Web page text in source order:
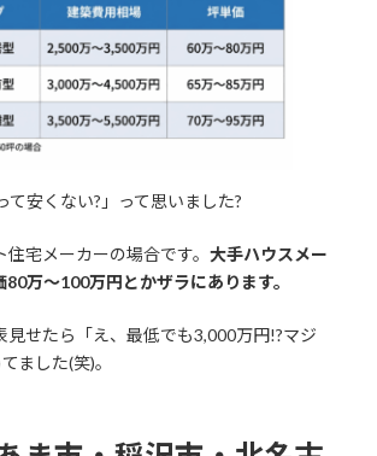
て安くない?」って思いました?
宅メーカーの場合です。 大手ハウスメー
万〜100万円とかザラにあります。
見せたら「え、最低でも3,000万円!?マジ
ました(笑)。